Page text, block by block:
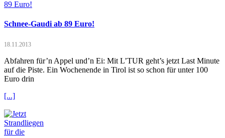
Schnee-Gaudi ab 89 Euro!
18.11.2013
Abfahren für’n Appel und’n Ei: Mit L’TUR geht’s jetzt Last Minute
auf die Piste. Ein Wochenende in Tirol ist so schon für unter 100
Euro drin
[...]